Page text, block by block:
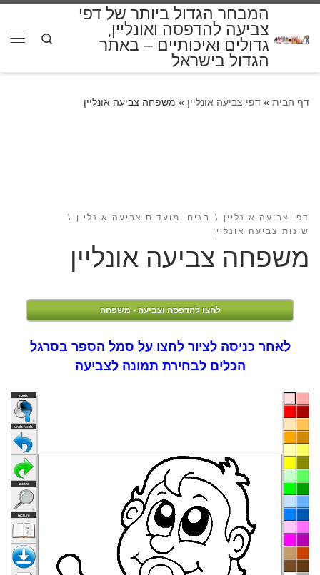
המבחר הגדול ביותר של דפי
צביעה להדפסה ואונליין,
גדולים ואיכותיים – באתר
הגדול בישראל
Search
דף הבית » דפי צביעה אונליין » משפחה צביעה אונליין
דפי צביעה אונליין
חגים ומועדים צביעה אונליין
שונות צביעה אונליין
משפחה צביעה אונליין
לחצו להדפסה וצביעה - משפחה
לאחר כניסה לציור לחצו על סמל הספר בסרגל
הכלים לבחירת תמונה לצביעה